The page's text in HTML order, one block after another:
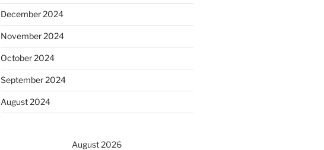
December 2024
November 2024
October 2024
September 2024
August 2024
August 2026